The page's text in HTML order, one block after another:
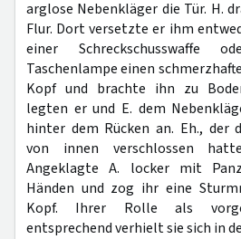
arglose Nebenkläger die Tür. H.
Flur. Dort versetzte er ihm
einer Schreckschusswaffe
Taschenlampe einen
Kopf und brachte ihn zu
legten er und E. dem
hinter dem Rücken an. Eh., der
von innen verschlossen
Angeklagte A. locker mit
Händen und zog ihr eine
Kopf. Ihrer Rolle als
entsprechend verhielt sie sich in